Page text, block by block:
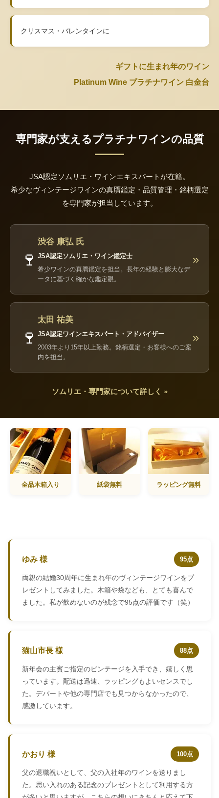
クリスマス・バレンタインに
ギフトに生まれ年のワイン
Platinum Wine プラチナワイン 白金台
専門家が支えるプラチナワインの品質
JSA認定ソムリエ・ワインエキスパートが在籍。
希少なヴィンテージワインの真贋鑑定・品質管理・銘柄選定
を専門家が担当しています。
🍷
渋谷 康弘 氏
JSA認定ソムリエ・ワイン鑑定士
希少ワインの真贋鑑定を担当。長年の経験と膨大なデ
ータに基づく確かな鑑定眼。
»
🍷
太田 祐美
JSA認定ワインエキスパート・アドバイザー
2003年より15年以上勤務。銘柄選定・お客様へのご案
内を担当。
»
ソムリエ・専門家について詳しく »
全品木箱入り 紙袋無料 ラッピング無料
ゆみ 様 95点
両親の結婚30周年に生まれ年のヴィンテージワインをプ
レゼントしてみました。木箱や袋なども、とても喜んで
ました。私が飲めないのが残念で95点の評価です（笑）
猫山市長 様 88点
新年会の主賓ご指定のビンテージを入手でき、嬉しく思
っています。配送は迅速、ラッピングもよいセンスでし
た。デパートや他の専門店でも見つからなかったので、
感激しています。
かおり 様 100点
父の退職祝いとして、父の入社年のワインを送りまし
た。思い入れのある記念のプレゼントとして利用する方